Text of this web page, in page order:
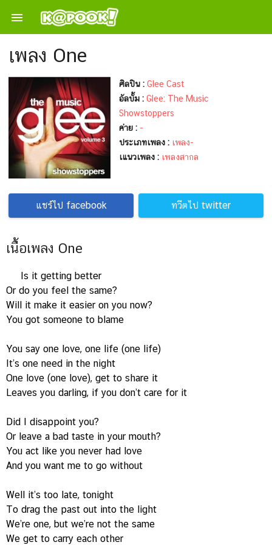

เพลง One
ศิลปิน : Glee Cast
อัลบั้ม : Glee: The Music
Showstoppers
ค่าย : -
ประเภทเพลง : เพลง-
เแนวเพลง : เพลงสากล
แชร์ไป facebook ทวีตไป twitter
เนื้อเพลง One
Is it getting better
Or do you feel the same?
Will it make it easier on you now?
You got someone to blame
You say one love, one life (one life)
It’s one need in the night
One love (one love), get to share it
Leaves you darling, if you don’t care for it
Did I disappoint you?
Or leave a bad taste in your mouth?
You act like you never had love
And you want me to go without
Well it’s too late, tonight
To drag the past out into the light
We’re one, but we’re not the same
We get to carry each other